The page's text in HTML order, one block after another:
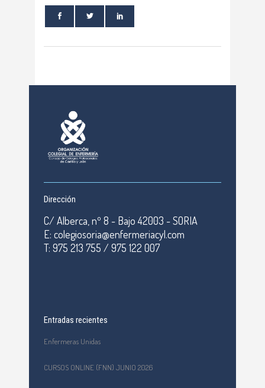
Dirección
C/ Alberca, nº 8 - Bajo 42003 - SORIA
E: colegiosoria@enfermeriacyl.com
T: 975 213 755 / 975 122 007
Entradas recientes
Enfermeras Unidas
CURSOS ONLINE (FNN) JUNIO 2026